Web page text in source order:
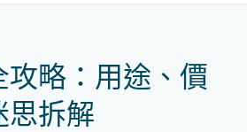
攻略：用途、價
思拆解